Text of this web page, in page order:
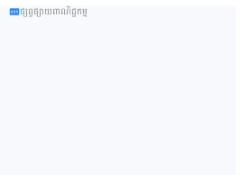
ផ្សព្វផ្សាយពាណិជ្ជកម្ម